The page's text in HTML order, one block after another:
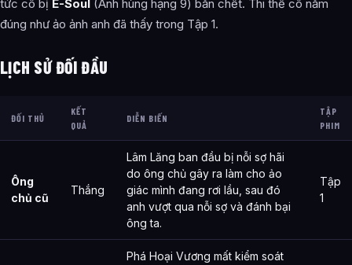
tức cô bị E-Soul (Anh hùng hạng 9) bắn chết. Thi thể cô nằm
đúng như ảo ảnh anh đã thấy trong Tập 1.
LỊCH SỬ ĐỐI ĐẦU
ĐỐI THỦ
KẾT
QUẢ
DIỄN BIẾN
TẬP
PHIM
Ông
chủ cũ
Thắng
Lâm Lăng ban đầu bị nỗi sợ hãi
do ông chủ gây ra làm cho ảo
giác mình đang rơi lầu, sau đó
anh vượt qua nỗi sợ và đánh bại
ông ta.
Tập
1
Phá Hoại Vương mất kiểm soát